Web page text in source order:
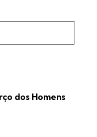
dos Homens